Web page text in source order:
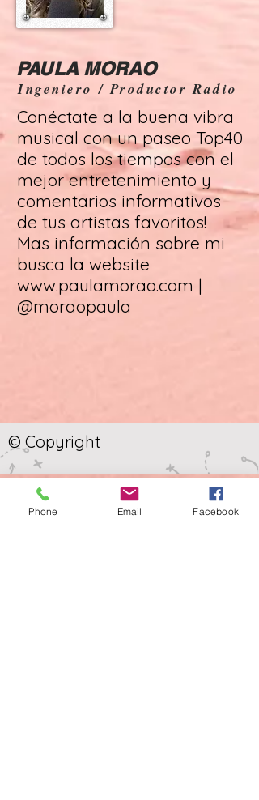
PAULA MORAO
Ingeniero / Productor Radio
Conéctate a la buena vibra
musical con un paseo Top40
de todos los tiempos con el
mejor entretenimiento y
comentarios informativos
de tus artistas favoritos!
Mas información sobre mi
busca la website
www.paulamorao.com |
@moraopaula
© Copyright
Phone Email Facebook